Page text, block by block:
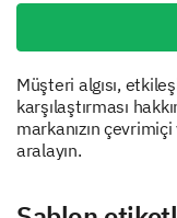
Müşteri algısı,
karşılaştırması
markanızın çevrimiçi
aralayın.